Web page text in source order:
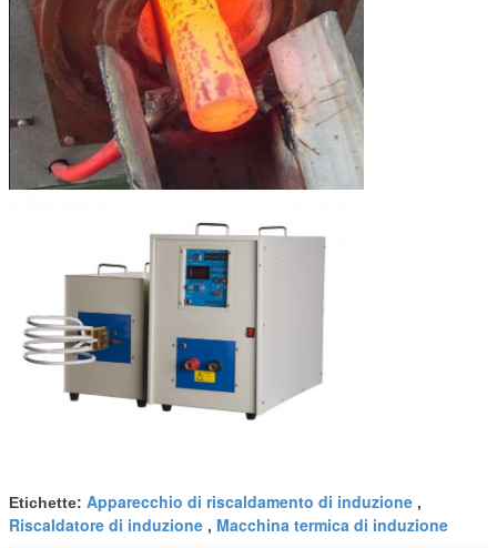
Etichette: Apparecchio di riscaldamento di induzione ,
Riscaldatore di induzione , Macchina termica di induzione